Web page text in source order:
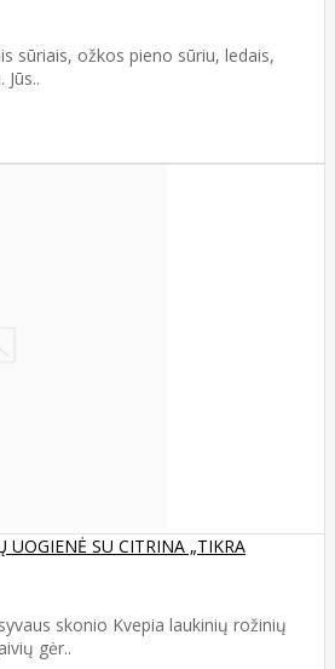
sūriais, ožkos pieno sūriu, ledais,
UOGIENĖ SU CITRINA „TIKRA
skonio Kvepia laukinių rožinių
gėr..